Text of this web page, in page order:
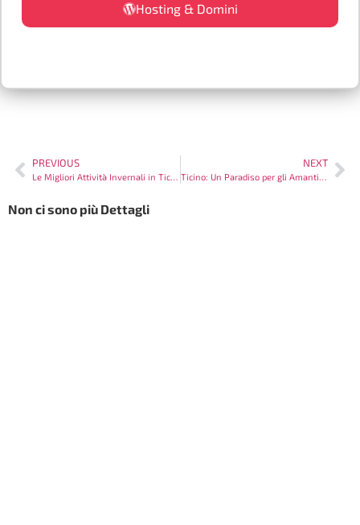
Hosting & Domini
PREVIOUS
Le Migliori Attività Invernali in Ticino da Non Perdere
NEXT
Ticino: Un Paradiso per gli Amanti dell’Arte
Non ci sono più Dettagli